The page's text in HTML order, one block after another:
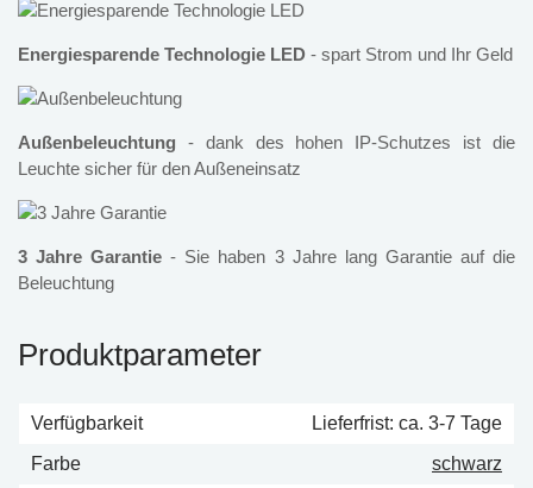
Energiesparende Technologie LED - spart Strom und Ihr Geld
Außenbeleuchtung - dank des hohen IP-Schutzes ist die
Leuchte sicher für den Außeneinsatz
3 Jahre Garantie - Sie haben 3 Jahre lang Garantie auf die
Beleuchtung
Produktparameter
Verfügbarkeit
Lieferfrist: ca. 3-7 Tage
Farbe
schwarz